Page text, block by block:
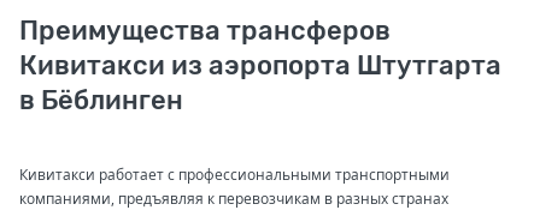
Преимущества трансферов
Кивитакси из аэропорта Штутгарта
в Бёблинген
Кивитакси работает с профессиональными транспортными
компаниями, предъявляя к перевозчикам в разных странах